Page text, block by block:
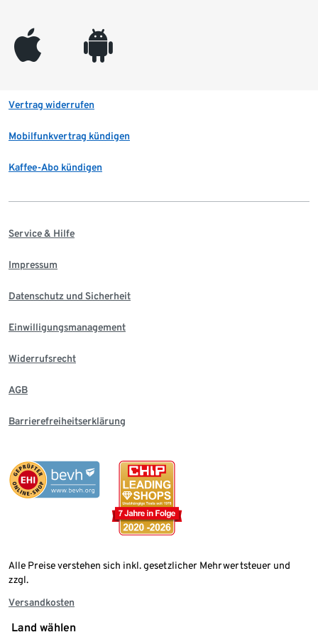
appleinc android
Vertrag widerrufen
Mobilfunkvertrag kündigen
Kaffee-Abo kündigen
Service & Hilfe
Impressum
Datenschutz und Sicherheit
Einwilligungsmanagement
Widerrufsrecht
AGB
Barrierefreiheitserklärung
Alle Preise verstehen sich inkl. gesetzlicher Mehrwertsteuer und
zzgl.
Versandkosten
Land wählen